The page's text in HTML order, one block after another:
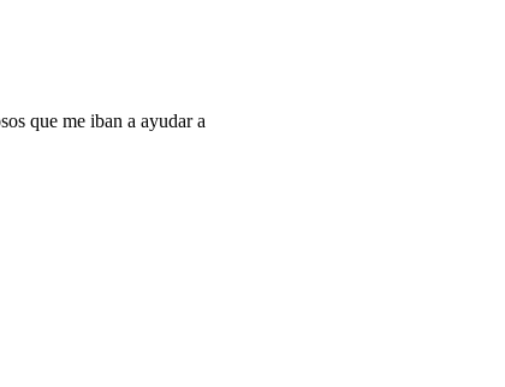
que me iban a ayudar a